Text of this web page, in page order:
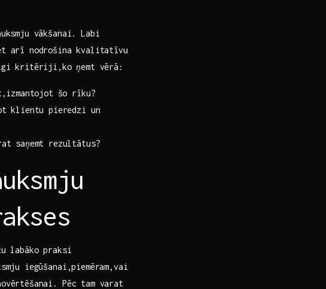
vākšanai. Labi
arī ​nodrošina kvalitatīvu
kritēriji,ko ņemt vērā:
šo rīku?
klientu pieredzi un
saņemt rezultātus?
labāko‍ praksi
iegūšanai,piemēram,vai
Pēc ​tam varat